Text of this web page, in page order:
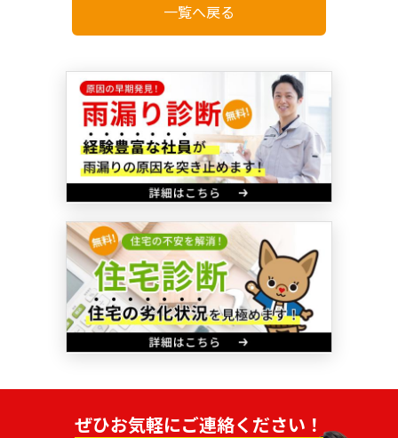
一覧へ戻る
ぜひお気軽にご連絡ください！